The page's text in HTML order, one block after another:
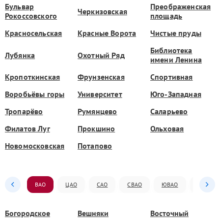
Бульвар
Рокоссовского
Черкизовская
Преображенская
площадь
Красносельская
Красные Ворота Чистые пруды
Лубянка Охотный Ряд
Библиотека
имени Ленина
Кропоткинская
Фрунзенская
Спортивная
Воробьёвы горы
Университет
Юго-Западная
Тропарёво
Румянцево
Саларьево
Филатов Луг
Прокшино
Ольховая
Новомосковская
Потапово
ВАО ЦАО САО СВАО ЮВАО ЮАО
Богородское Вешняки
Восточный